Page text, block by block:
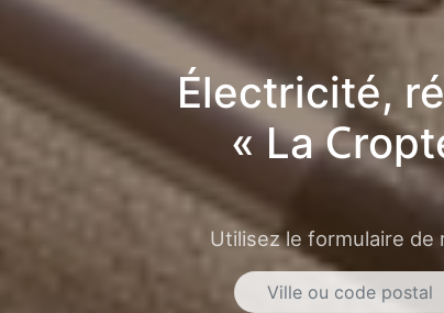
Électricité,
« La
Utilisez le formulaire